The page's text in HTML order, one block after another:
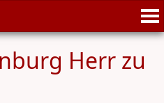
Herr zu